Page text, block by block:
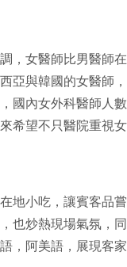
，女醫師比男醫師
亞與韓國的女醫師
國內女外科醫師人
希望不只醫院重視
地小吃，讓賓客品
也炒熱現場氣氛，
，阿美語，展現客